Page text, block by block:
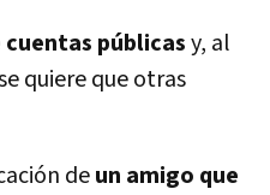
públicasy, al
quiere que otras
deun amigo que